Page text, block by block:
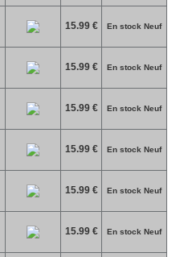
15.99 € En stock Neuf
15.99 € En stock Neuf
15.99 € En stock Neuf
15.99 € En stock Neuf
15.99 € En stock Neuf
15.99 € En stock Neuf